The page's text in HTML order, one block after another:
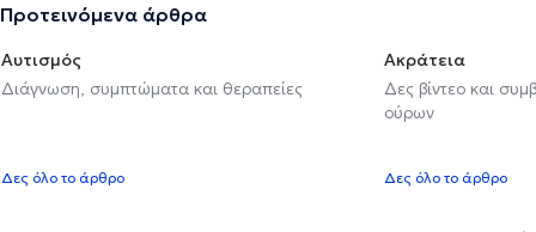
Προτεινόμενα άρθρα
Αυτισμός
Διάγνωση, συμπτώματα και θεραπείες
Δες όλο το άρθρο
Ακράτεια
Δες βίντεο και
ούρων
Δες όλο το άρθρο